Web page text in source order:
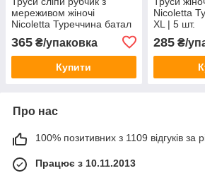
мереживом жіночі
Nicoletta Туреччина батал
365 ₴/упаковка
Купити
Nicoletta
XL | 5 шт.
285₴/
Про нас
100% позитивних з 1109 відгуків за
Працює з 10.11.2013